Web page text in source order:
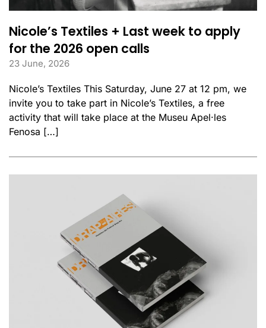
Nicole’s Textiles + Last week to apply
for the 2026 open calls
23 June, 2026
Nicole’s Textiles This Saturday, June 27 at 12 pm, we
invite you to take part in Nicole’s Textiles, a free
activity that will take place at the Museu Apel·les
Fenosa […]